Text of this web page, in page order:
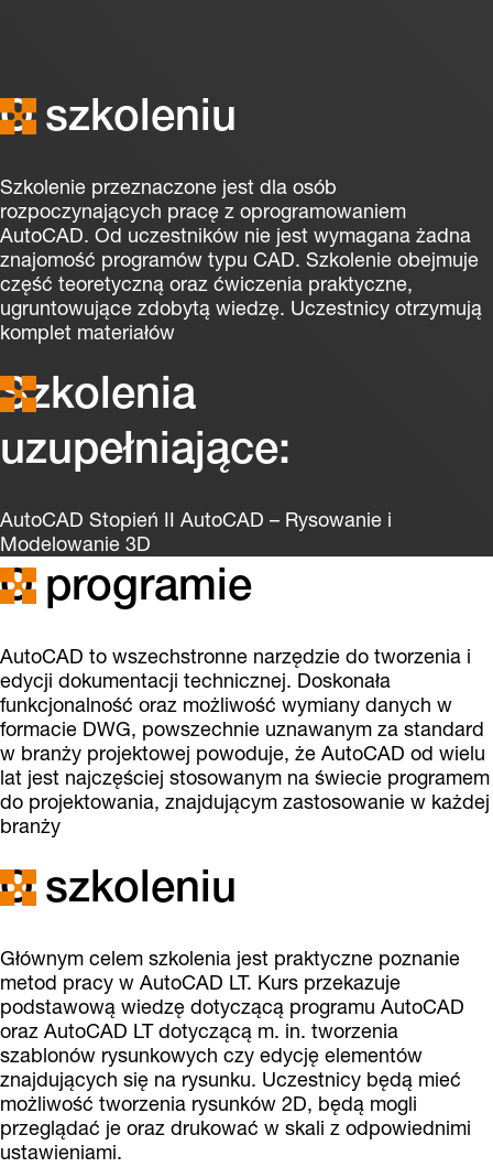
O szkoleniu
Szkolenie przeznaczone jest dla osób
rozpoczynających pracę z oprogramowaniem
AutoCAD. Od uczestników nie jest wymagana żadna
znajomość programów typu CAD. Szkolenie obejmuje
część teoretyczną oraz ćwiczenia praktyczne,
ugruntowujące zdobytą wiedzę. Uczestnicy otrzymują
komplet materiałów
Szkolenia
uzupełniające:
AutoCAD Stopień II AutoCAD – Rysowanie i
Modelowanie 3D
O programie
AutoCAD to wszechstronne narzędzie do tworzenia i
edycji dokumentacji technicznej. Doskonała
funkcjonalność oraz możliwość wymiany danych w
formacie DWG, powszechnie uznawanym za standard
w branży projektowej powoduje, że AutoCAD od wielu
lat jest najczęściej stosowanym na świecie programem
do projektowania, znajdującym zastosowanie w każdej
branży
O szkoleniu
Głównym celem szkolenia jest praktyczne poznanie
metod pracy w AutoCAD LT. Kurs przekazuje
podstawową wiedzę dotyczącą programu AutoCAD
oraz AutoCAD LT dotyczącą m. in. tworzenia
szablonów rysunkowych czy edycję elementów
znajdujących się na rysunku. Uczestnicy będą mieć
możliwość tworzenia rysunków 2D, będą mogli
przeglądać je oraz drukować w skali z odpowiednimi
ustawieniami.